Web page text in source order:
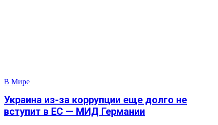
В Мире
Украина из-за коррупции еще долго не
вступит в ЕС — МИД Германии